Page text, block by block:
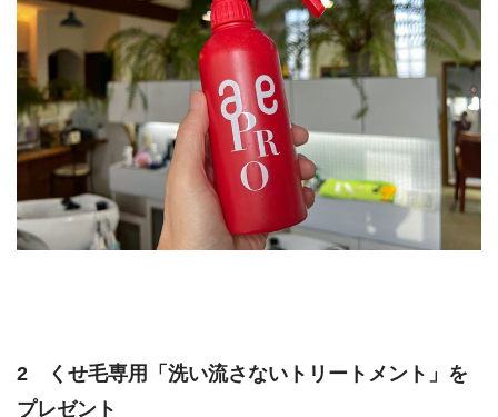
2 くせ毛専用「洗い流さないトリートメント」を
プレゼント